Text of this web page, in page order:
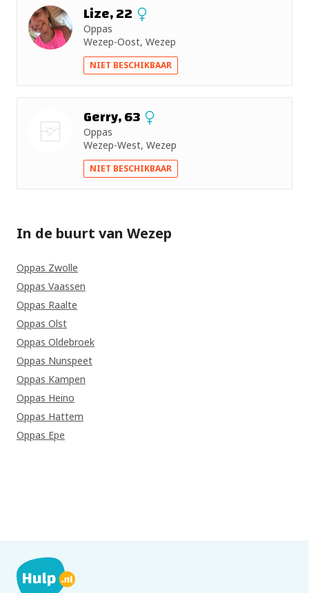
Lize, 22
Oppas
Wezep-Oost, Wezep
NIET BESCHIKBAAR
Gerry, 63
Oppas
Wezep-West, Wezep
NIET BESCHIKBAAR
In de buurt van Wezep
Oppas Zwolle
Oppas Vaassen
Oppas Raalte
Oppas Olst
Oppas Oldebroek
Oppas Nunspeet
Oppas Kampen
Oppas Heino
Oppas Hattem
Oppas Epe